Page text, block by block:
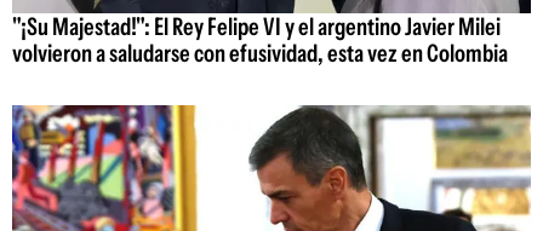
"¡Su Majestad!": El Rey Felipe VI y el argentino Javier Milei
volvieron a saludarse con efusividad, esta vez en Colombia